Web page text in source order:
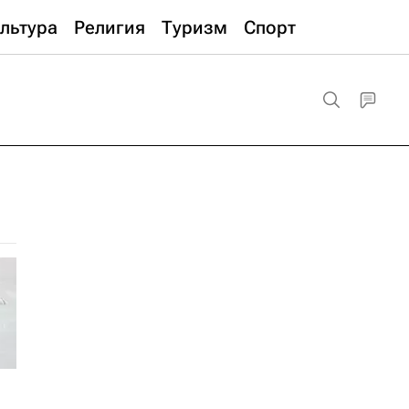
Религия Туризм Спорт